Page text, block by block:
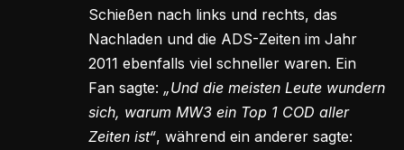
Schießen nach links und rechts, das
Nachladen und die ADS-Zeiten im Jahr
2011 ebenfalls viel schneller waren. Ein
Fan sagte: „Und die meisten Leute wundern
sich, warum MW3 ein Top 1 COD aller
Zeiten ist“, während ein anderer sagte: